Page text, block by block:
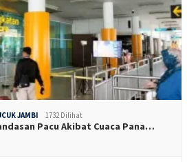
JAMBI 1732 Dilihat
Pacu Akibat Cuaca Pana…